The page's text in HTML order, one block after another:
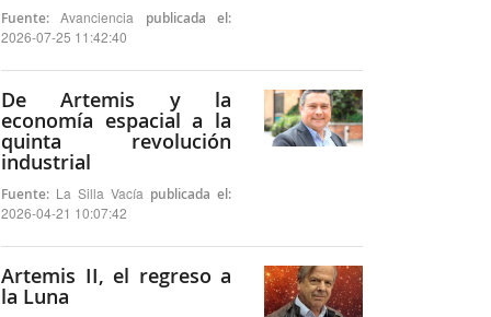
Fuente: Avanciencia
publicada el:
2026-07-25 11:42:40
De Artemis y la
economía espacial a la
quinta revolución
industrial
Fuente: La Silla Vacía publicada el:
2026-04-21 10:07:42
Artemis II, el regreso a
la Luna